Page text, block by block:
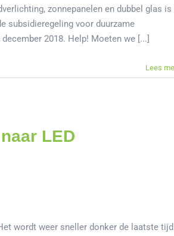
zonnepanelen en dubbel glas is
subsidieregeling voor duurzame
2018. Help! Moeten we [...]
Lees
LED
wordt weer sneller donker de laatste tijd